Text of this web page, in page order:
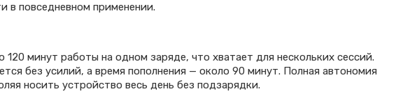
в повседневном применении.
120 минут работы на одном заряде, что хватает для нескольких сессий.
без усилий, а время пополнения — около 90 минут. Полная автономия
носить устройство весь день без подзарядки.